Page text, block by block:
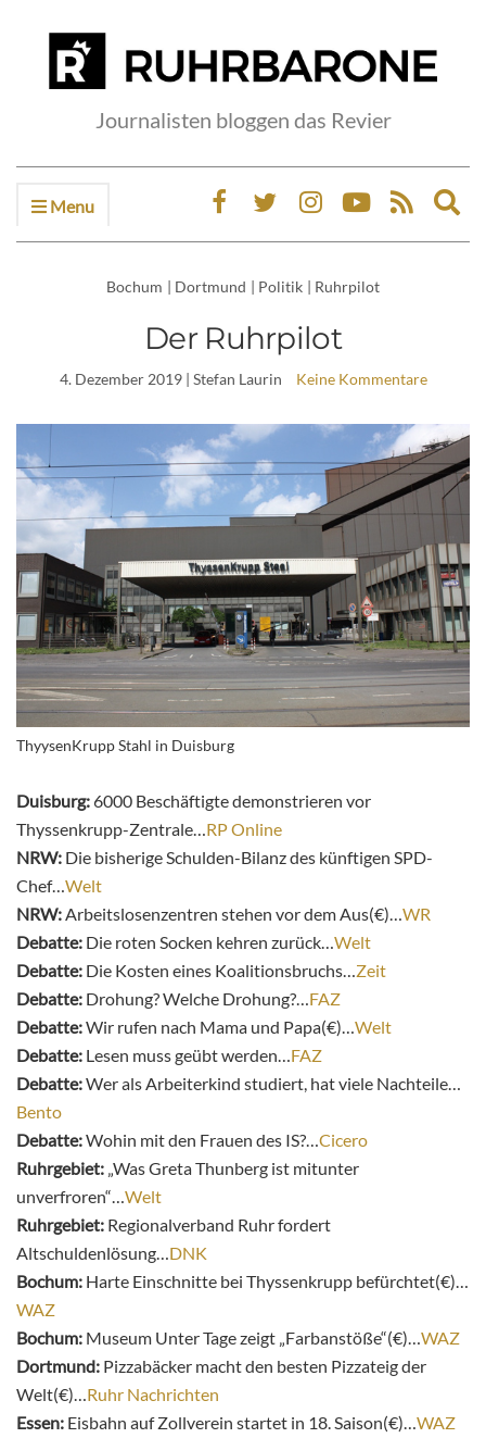
Journalisten bloggen das Revier
Menu
Bochum | Dortmund | Politik | Ruhrpilot
Der Ruhrpilot
4. Dezember 2019| Stefan Laurin Keine Kommentare
ThyysenKrupp Stahl in Duisburg
Duisburg:6000 Beschäftigte demonstrieren vor
Thyssenkrupp-Zentrale…RP Online
NRW: Die bisherige Schulden-Bilanz des künftigen SPD-
Chef…Welt
NRW:Arbeitslosenzentren stehen vor dem Aus(€)…WR
Debatte: Die roten Socken kehren zurück…Welt
Debatte: Die Kosten eines Koalitionsbruchs…Zeit
Debatte: Drohung? Welche Drohung?…FAZ
Debatte:Wir rufen nach Mama und Papa(€)…Welt
Debatte: Lesen muss geübt werden…FAZ
Debatte:Wer als Arbeiterkind studiert, hat viele Nachteile…
Bento
Debatte:Wohin mit den Frauen des IS?…Cicero
Ruhrgebiet: „Was Greta Thunberg ist mitunter
unverfroren“…Welt
Ruhrgebiet: Regionalverband Ruhr fordert
Altschuldenlösung…DNK
Bochum: Harte Einschnitte bei Thyssenkrupp befürchtet(€)…
WAZ
Bochum: Museum Unter Tage zeigt „Farbanstöße“(€)…WAZ
Dortmund: Pizzabäcker macht den besten Pizzateig der
Welt(€)…Ruhr Nachrichten
Essen: Eisbahn auf Zollverein startet in 18. Saison(€)…WAZ